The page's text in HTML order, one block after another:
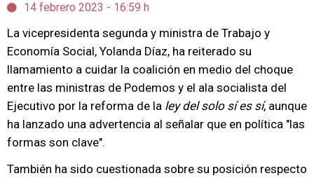
14 febrero 2023 - 16:59 h
La vicepresidenta segunda y ministra de Trabajo y
Economía Social, Yolanda Díaz, ha reiterado su
llamamiento a cuidar la coalición en medio del choque
entre las ministras de Podemos y el ala socialista del
Ejecutivo por la reforma de la ley del solo sí es sí, aunque
ha lanzado una advertencia al señalar que en política "las
formas son clave".
También ha sido cuestionada sobre su posición respecto